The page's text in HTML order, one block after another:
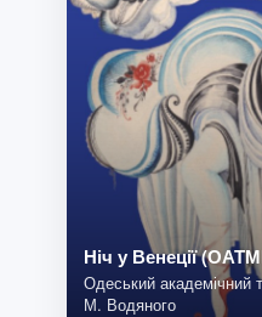
Ніч у Венеції
Одеський академічний
М. Водяного